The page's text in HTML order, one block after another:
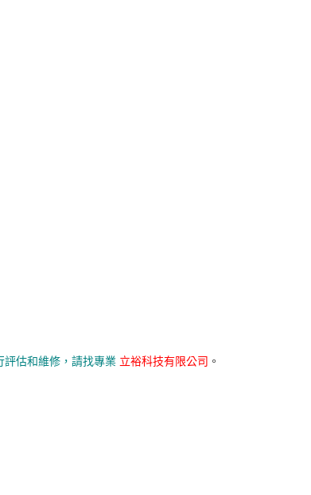
評估和維修，請找專業 立裕科技有限公司 。